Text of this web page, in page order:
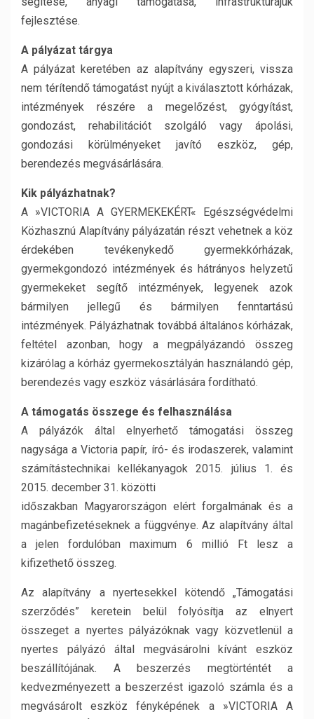
fejlesztése.
A pályázat tárgya
A pályázat keretében az alapítvány egyszeri, vissza
nem térítendő támogatást nyújt a kiválasztott kórházak,
intézmények részére a megelőzést, gyógyítást,
gondozást, rehabilitációt szolgáló vagy ápolási,
gondozási körülményeket javító eszköz, gép,
berendezés megvásárlására.
Kik pályázhatnak?
A »VICTORIA A GYERMEKEKÉRT« Egészségvédelmi
Közhasznú Alapítvány pályázatán részt vehetnek a köz
érdekében tevékenykedő gyermekkórházak,
gyermekgondozó intézmények és hátrányos helyzetű
gyermekeket segítő intézmények, legyenek azok
bármilyen jellegű és bármilyen fenntartású
intézmények. Pályázhatnak továbbá általános kórházak,
feltétel azonban, hogy a megpályázandó összeg
kizárólag a kórház gyermekosztályán használandó gép,
berendezés vagy eszköz vásárlására fordítható.
A támogatás összege és felhasználása
A pályázók által elnyerhető támogatási összeg
nagysága a Victoria papír, író- és irodaszerek, valamint
számítástechnikai kellékanyagok 2015. július 1. és
2015. december 31. közötti
időszakban Magyarországon elért forgalmának és a
magánbefizetéseknek a függvénye. Az alapítvány által
a jelen fordulóban maximum 6 millió Ft lesz a
kifizethető összeg.
Az alapítvány a nyertesekkel kötendő „Támogatási
szerződés” keretein belül folyósítja az elnyert
összeget a nyertes pályázóknak vagy közvetlenül a
nyertes pályázó által megvásárolni kívánt eszköz
beszállítójának. A beszerzés megtörténtét a
kedvezményezett a beszerzést igazoló számla és a
megvásárolt eszköz fényképének a »VICTORIA A